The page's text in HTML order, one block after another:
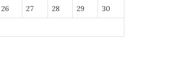
26 27 28 29 30